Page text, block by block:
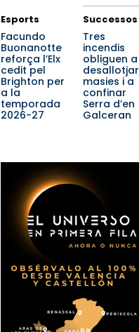
Esports
Facundo
Buonanotte
reforça l’Elx
cedit pel
Brighton per
a la
temporada
2026-27
Successos
Tres
incendis
obliguen a
desallotjar
masies i a
confinar
Serra d’en
Galceran